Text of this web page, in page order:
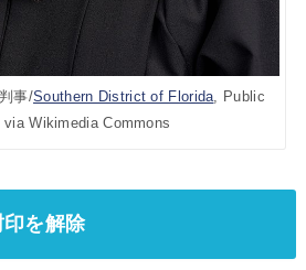
事/Southern District of Florida , Public
via Wikimedia Commons
を解除